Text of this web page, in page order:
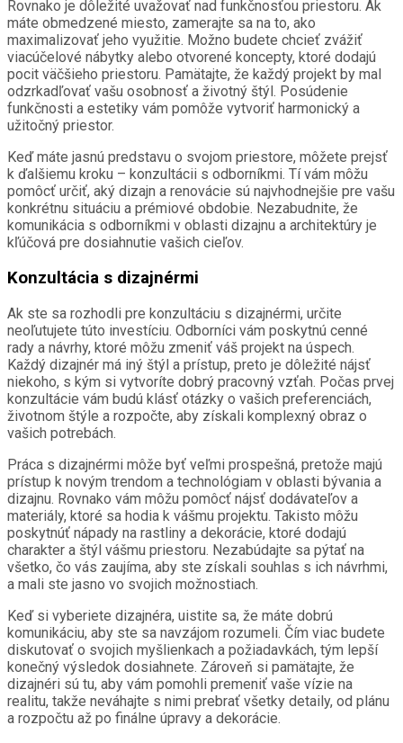
Rovnako je dôležité uvažovať nad funkčnosťou priestoru. Ak
máte obmedzené miesto, zamerajte sa na to, ako
maximalizovať jeho využitie. Možno budete chcieť zvážiť
viacúčelové nábytky alebo otvorené koncepty, ktoré dodajú
pocit väčšieho priestoru. Pamätajte, že každý projekt by mal
odzrkadľovať vašu osobnosť a životný štýl. Posúdenie
funkčnosti a estetiky vám pomôže vytvoriť harmonický a
užitočný priestor.
Keď máte jasnú predstavu o svojom priestore, môžete prejsť
k ďalšiemu kroku – konzultácii s odborníkmi. Tí vám môžu
pomôcť určiť, aký dizajn a renovácie sú najvhodnejšie pre vašu
konkrétnu situáciu a prémiové obdobie. Nezabudnite, že
komunikácia s odborníkmi v oblasti dizajnu a architektúry je
kľúčová pre dosiahnutie vašich cieľov.
Konzultácia s dizajnérmi
Ak ste sa rozhodli pre konzultáciu s dizajnérmi, určite
neoľutujete túto investíciu. Odborníci vám poskytnú cenné
rady a návrhy, ktoré môžu zmeniť váš projekt na úspech.
Každý dizajnér má iný štýl a prístup, preto je dôležité nájsť
niekoho, s kým si vytvoríte dobrý pracovný vzťah. Počas prvej
konzultácie vám budú klásť otázky o vašich preferenciách,
životnom štýle a rozpočte, aby získali komplexný obraz o
vašich potrebách.
Práca s dizajnérmi môže byť veľmi prospešná, pretože majú
prístup k novým trendom a technológiam v oblasti bývania a
dizajnu. Rovnako vám môžu pomôcť nájsť dodávateľov a
materiály, ktoré sa hodia k vášmu projektu. Takisto môžu
poskytnúť nápady na rastliny a dekorácie, ktoré dodajú
charakter a štýl vášmu priestoru. Nezabúdajte sa pýtať na
všetko, čo vás zaujíma, aby ste získali souhlas s ich návrhmi,
a mali ste jasno vo svojich možnostiach.
Keď si vyberiete dizajnéra, uistite sa, že máte dobrú
komunikáciu, aby ste sa navzájom rozumeli. Čím viac budete
diskutovať o svojich myšlienkach a požiadavkách, tým lepší
konečný výsledok dosiahnete. Zároveň si pamätajte, že
dizajnéri sú tu, aby vám pomohli premeniť vaše vízie na
realitu, takže neváhajte s nimi prebrať všetky detaily, od plánu
a rozpočtu až po finálne úpravy a dekorácie.